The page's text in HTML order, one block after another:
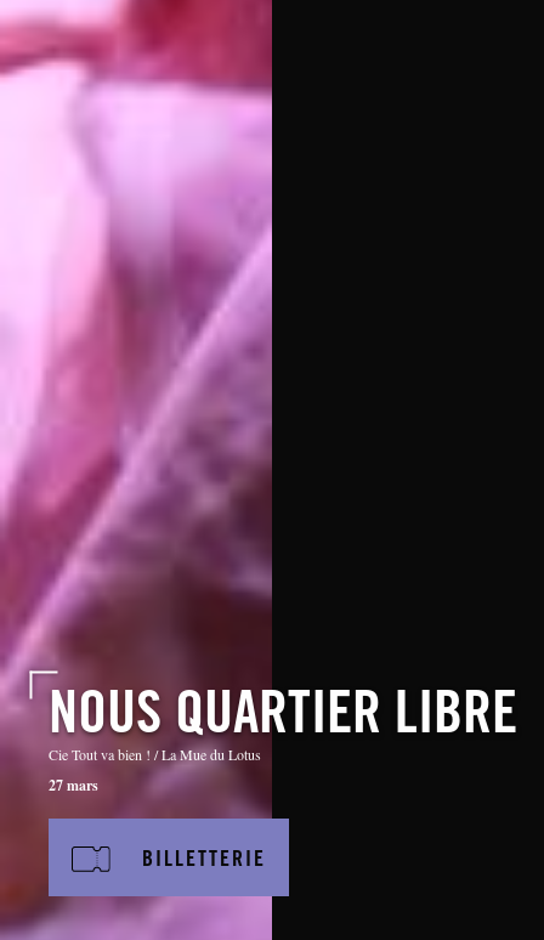
NOUS QUARTIER LIBRE
Cie Tout va bien ! / La Mue du Lotus
27 mars
BILLETTERIE